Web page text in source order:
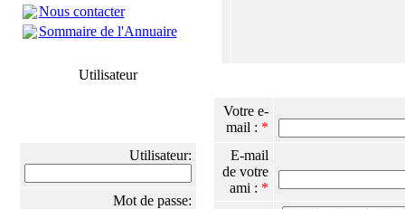
Nous contacter
Sommaire de l'Annuaire
Utilisateur
Utilisateur:
Mot de passe:
Votre e-
mail : *
E-mail
de votre
ami : *